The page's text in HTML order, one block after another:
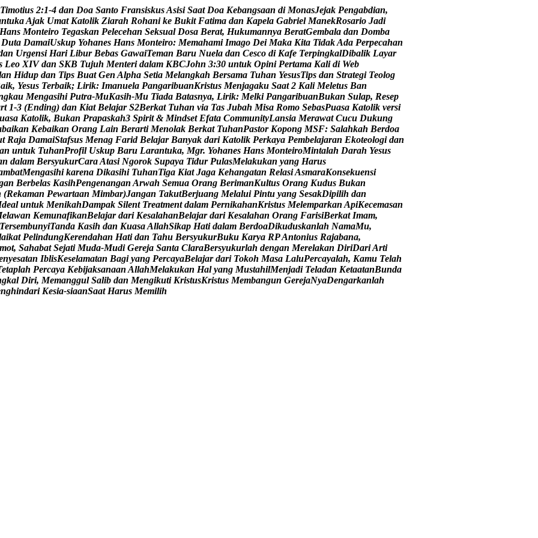
Timotius 2:1-4 dan Doa Santo FransiskusAsisi Saat Doa Kebangsaan di MonasJejak Pengabdian,
ntukaAjak Umat Katolik Ziarah Rohani ke Bukit Fatima dan Kapela Gabriel ManekRosario Jadi
Hans Monteiro Tegaskan Pelecehan Seksual Dosa Berat, Hukumannya BeratGembala dan Domba
Duta DamaiUskup Yohanes Hans Monteiro: Memahami Imago Dei Maka Kita TidakAda Perpecahan
an Urgensi Hari Libur Bebas GawaiTeman Baru Nuela dan Cesco di Kafe TerpingkalDibalik Layar
Leo XIV dan SKB Tujuh Menteri dalam KBCJohn 3:30 untuk Opini Pertama Kali di Web
an Hidup dan Tips Buat Gen Alpha Setia Melangkah Bersama Tuhan YesusTips dan Strategi Teolog
aik, Yesus Terbaik; Lirik: Imanuela PangaribuanKristus Menjagaku Saat 2 Kali Meletus Ban
gkau Mengasihi Putra-MuKasih-Mu Tiada Batasnya, Lirik: Melki PangaribuanBukan Sulap, Resep
rt 1-3 (Ending) dan Kiat Belajar S2Berkat Tuhan via Tas Jubah Misa Romo SebasPuasa Katolik versi
uasa Katolik, Bukan Prapaskah3 Spirit & Mindset Efata CommunityLansia Merawat Cucu Dukung
baikan Kebaikan Orang Lain Berarti Menolak Berkat TuhanPastor Kopong MSF: Salahkah Berdoa
t Raja DamaiStafsus Menag Farid Belajar Banyak dari Katolik Perkaya Pembelajaran Ekoteologi dan
an untuk TuhanProfil Uskup Baru Larantuka, Mgr. Yohanes Hans MonteiroMintalah Darah Yesus
n dalam BersyukurCaraAtasi Ngorok Supaya Tidur PulasMelakukan yang Harus
mbatMengasihi karena Dikasihi TuhanTiga Kiat Jaga Kehangatan RelasiAsmaraKonsekuensi
an Berbelas KasihPengenangan Arwah Semua Orang BerimanKultus Orang Kudus Bukan
(Rekaman Pewartaan Mimbar)Jangan TakutBerjuang Melalui Pintu yang SesakDipilih dan
deal untuk MenikahDampak Silent Treatment dalam PernikahanKristus Melemparkan ApiKecemasan
elawan KemunafikanBelajar dari KesalahanBelajar dari Kesalahan Orang FarisiBerkat Imam,
TersembunyiTanda Kasih dan KuasaAllahSikap Hati dalam BerdoaDikuduskanlah NamaMu,
aikat PelindungKerendahan Hati dan Tahu BersyukurBuku Karya RPAntonius Rajabana,
mot, Sahabat Sejati Muda-Mudi Gereja Santa ClaraBersyukurlah dengan Merelakan DiriDariArti
nyesatan IblisKeselamatan Bagi yang PercayaBelajar dari Tokoh Masa LaluPercayalah, Kamu Telah
etaplah Percaya Kebijaksanaan AllahMelakukan Hal yang MustahilMenjadi Teladan KetaatanBunda
gkal Diri, Memanggul Salib dan Mengikuti KristusKristus Membangun GerejaNyaDengarkanlah
nghindari Kesia-siaanSaat Harus Memilih